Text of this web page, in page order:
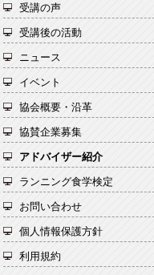
受講の声
受講後の活動
ニュース
イベント
協会概要・沿革
協賛企業募集
アドバイザー紹介
ランニング食学検定
お問い合わせ
個人情報保護方針
利用規約